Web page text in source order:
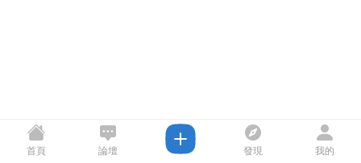
首頁 論壇 發現 我的